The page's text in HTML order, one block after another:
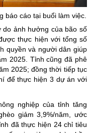
báo cáo tại buổi làm việc.
ảnh hưởng của bão số
thực hiện với tổng số
quyền và người dân giúp
2025. Tỉnh cũng đã phê
2025; đồng thời tiếp tục
để thực hiện 3 dự án với
nghiệp của tỉnh tăng
giảm 3,9%/năm, ước
đã thực hiện 24 chỉ tiêu